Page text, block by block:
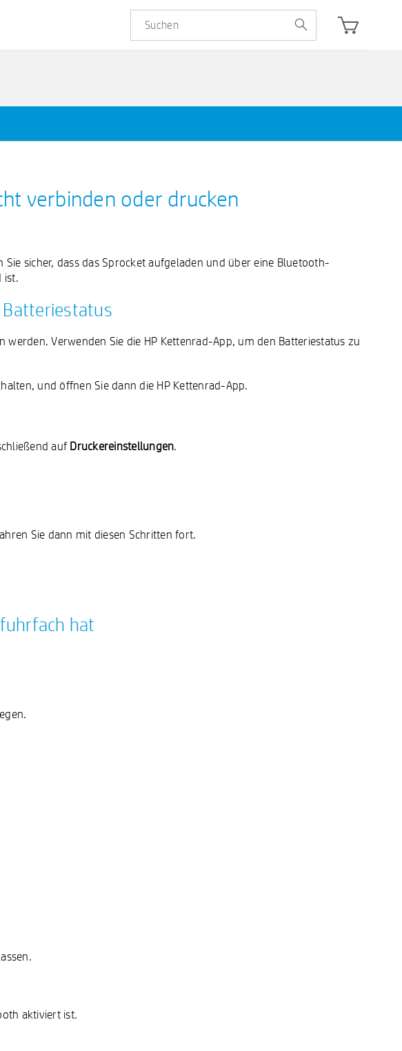
verbinden oder drucken
sicher, dass das Sprocket aufgeladen und über eine Bluetooth-
ist.
Batteriestatus
Verwenden Sie die HP Kettenrad-App, um den Batteriestatus zu
und öffnen Sie dann die HP Kettenrad-App.
auf Druckereinstellungen.
Sie dann mit diesen Schritten fort.
hat
aktiviert ist.